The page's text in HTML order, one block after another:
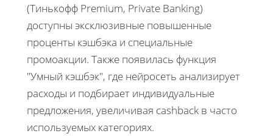
(Тинькофф Premium, Private Banking)
доступны эксклюзивные повышенные
проценты кэшбэка и специальные
промоакции. Также появилась функция
"Умный кэшбэк", где нейросеть анализирует
расходы и подбирает индивидуальные
предложения, увеличивая cashback в часто
используемых категориях.